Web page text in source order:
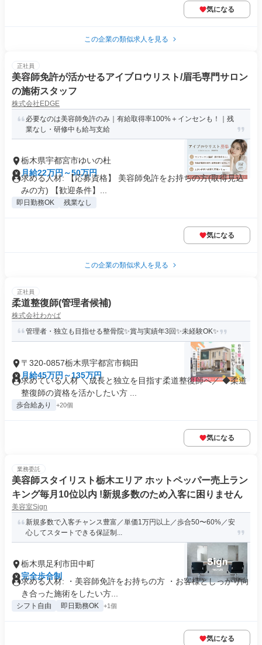
気になる
この企業の類似求人を見る
正社員
美容師免許が活かせるアイブロウリスト/眉毛専門サロン
の施術スタッフ
株式会社EDGE
必要なのは美容師免許のみ｜有給取得率100%＋インセンも！｜残
業なし・研修中も給与支給
栃木県宇都宮市ゆいの杜
月給22万円～50万円
求める人材: 【応募資格】 美容師免許をお持ちの方(取得見込
みの方) 【歓迎条件】...
即日勤務OK 残業なし
気になる
この企業の類似求人を見る
正社員
柔道整復師(管理者候補)
株式会社わかば
管理者・独立も目指せる整骨院✨賞与実績年3回✨未経験OK✨
〒320-0857栃木県宇都宮市鶴田
月給45万円～135万円
求めている人材 ＼成長と独立を目指す柔道整復師へ／ ◆柔道
整復師の資格を活かしたい方 ...
歩合給あり +20個
気になる
業務委託
美容師スタイリスト栃木エリア ホットペッパー売上ラン
キング毎月10位以内 !新規多数のため入客に困りません
美容室Sign
新規多数で入客チャンス豊富／単価1万円以上／歩合50〜60%／安
心してスタートできる保証制...
栃木県足利市田中町
完全歩合制
求める人材: ・美容師免許をお持ちの方 ・お客様としっかり向
き合った施術をしたい方...
シフト自由 即日勤務OK +1個
気になる